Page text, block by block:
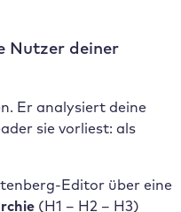
Nutzer deiner
Er analysiert deine
sie vorliest: als
Editor über eine
(H1 – H2 – H3)